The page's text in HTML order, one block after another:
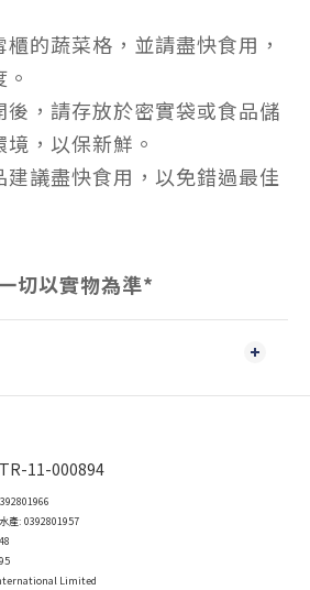
的蔬菜格，並請盡快食用，
後，請存放於密實袋或食品儲
，以保新鮮。
建議盡快食用，以免錯過最佳
切以實物為準*
11-000894
產: 0392801957
Limited